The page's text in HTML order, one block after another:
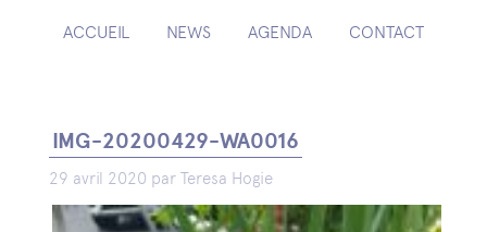
ACCUEIL NEWS AGENDA CONTACT
IMG-20200429-WA0016
29 avril 2020 par Teresa Hogie